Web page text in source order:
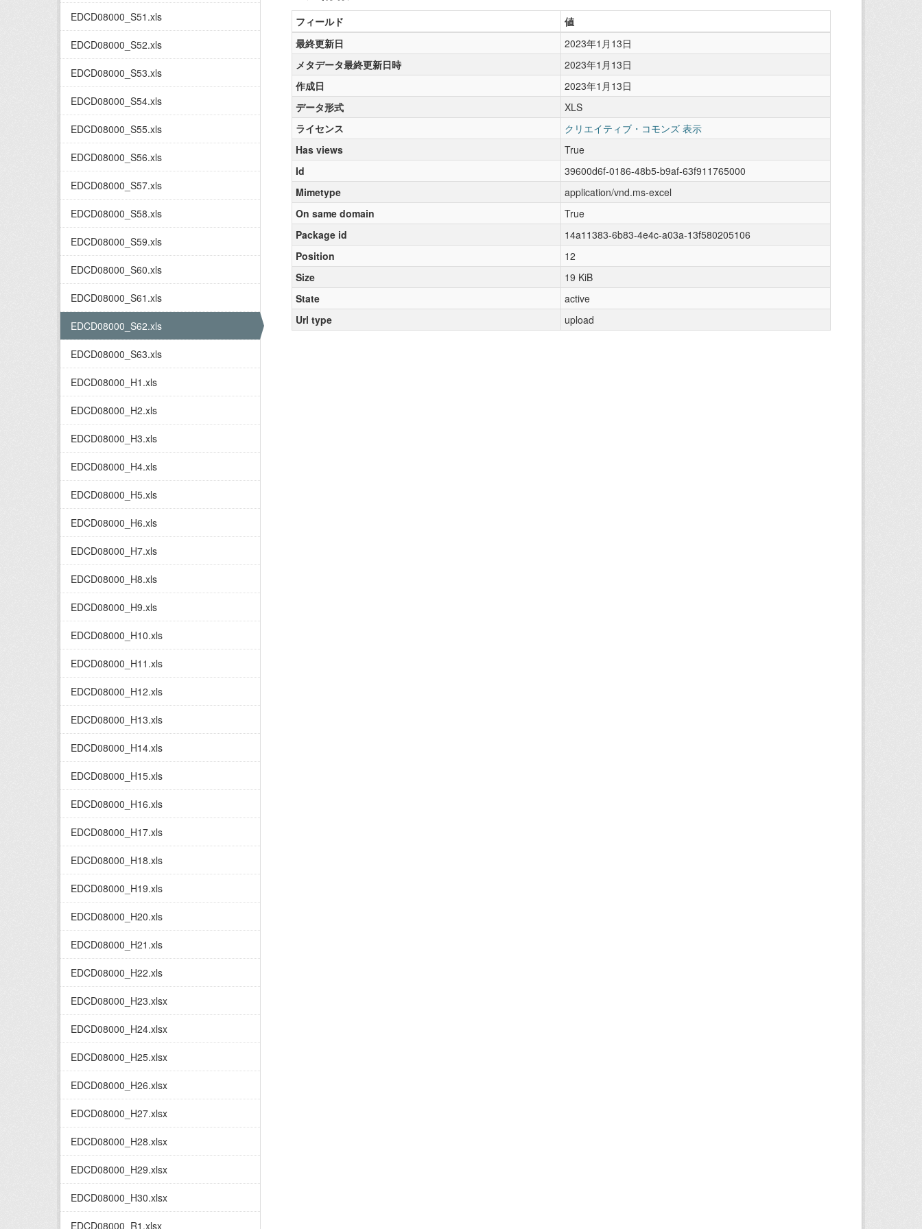
EDCD08000_S51.xls
EDCD08000_S52.xls
EDCD08000_S53.xls
EDCD08000_S54.xls
EDCD08000_S55.xls
EDCD08000_S56.xls
EDCD08000_S57.xls
EDCD08000_S58.xls
EDCD08000_S59.xls
EDCD08000_S60.xls
EDCD08000_S61.xls
EDCD08000_S62.xls
EDCD08000_S63.xls
EDCD08000_H1.xls
EDCD08000_H2.xls
EDCD08000_H3.xls
EDCD08000_H4.xls
EDCD08000_H5.xls
EDCD08000_H6.xls
EDCD08000_H7.xls
EDCD08000_H8.xls
EDCD08000_H9.xls
EDCD08000_H10.xls
EDCD08000_H11.xls
EDCD08000_H12.xls
EDCD08000_H13.xls
EDCD08000_H14.xls
EDCD08000_H15.xls
EDCD08000_H16.xls
EDCD08000_H17.xls
EDCD08000_H18.xls
EDCD08000_H19.xls
EDCD08000_H20.xls
EDCD08000_H21.xls
EDCD08000_H22.xls
EDCD08000_H23.xlsx
EDCD08000_H24.xlsx
EDCD08000_H25.xlsx
EDCD08000_H26.xlsx
EDCD08000_H27.xlsx
EDCD08000_H28.xlsx
EDCD08000_H29.xlsx
EDCD08000_H30.xlsx
EDCD08000_R1.xlsx
フィールド
値
最終更新日
2023年1月13日
メタデータ最終更新日時
2023年1月13日
作成日
2023年1月13日
データ形式
XLS
ライセンス
クリエイティブ・コモンズ 表示
Has views
True
Id
39600d6f-0186-48b5-b9af-63f911765000
Mimetype
application/vnd.ms-excel
On same domain
True
Package id
14a11383-6b83-4e4c-a03a-13f580205106
Position
12
Size
19 KiB
State
active
Url type
upload